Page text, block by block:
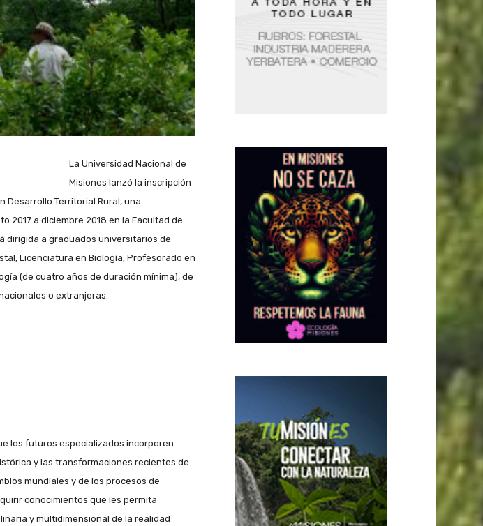
La Universidad Nacional de
Misiones lanzó la inscripción
Desarrollo Territorial Rural, una
2017 a diciembre 2018 en la Facultad de
dirigida a graduados universitarios de
Licenciatura en Biología, Profesorado en
(de cuatro años de duración mínima), de
o extranjeras.
los futuros especializados incorporen
y las transformaciones recientes de
mundiales y de los procesos de
conocimientos que les permita
y multidimensional de la realidad